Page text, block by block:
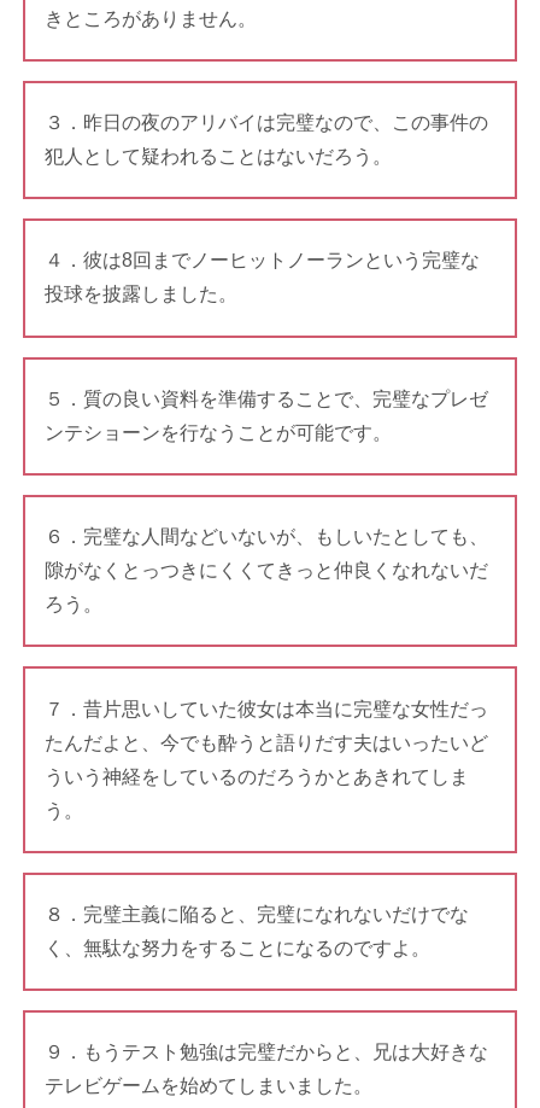
きところがありません。
３．昨日の夜のアリバイは完璧なので、この事件の
犯人として疑われることはないだろう。
４．彼は8回までノーヒットノーランという完璧な
投球を披露しました。
５．質の良い資料を準備することで、完璧なプレゼ
ンテショーンを行なうことが可能です。
６．完璧な人間などいないが、もしいたとしても、
隙がなくとっつきにくくてきっと仲良くなれないだ
ろう。
７．昔片思いしていた彼女は本当に完璧な女性だっ
たんだよと、今でも酔うと語りだす夫はいったいど
ういう神経をしているのだろうかとあきれてしま
う。
８．完璧主義に陥ると、完璧になれないだけでな
く、無駄な努力をすることになるのですよ。
９．もうテスト勉強は完璧だからと、兄は大好きな
テレビゲームを始めてしまいました。